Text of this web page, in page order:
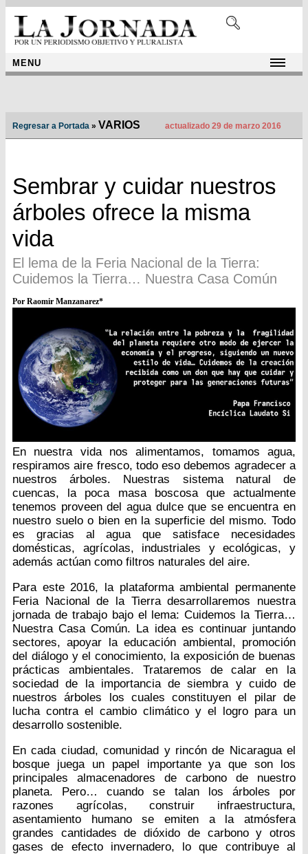
MENU
Regresar a Portada » VARIOS actualizado 29 de marzo 2016
Sembrar y cuidar nuestros
árboles ofrece la misma
vida
El lema de la Feria Nacional de la Tierra:
Cuidemos la Tierra… Nuestra Casa Común
Por Raomir Manzanarez*
En nuestra vida nos alimentamos, tomamos agua,
respiramos aire fresco, todo eso debemos agradecer a
nuestros árboles. Nuestras sistema natural de
cuencas, la poca masa boscosa que actualmente
tenemos proveen del agua dulce que se encuentra en
nuestro suelo o bien en la superficie del mismo. Todo
es gracias al agua que satisface necesidades
domésticas, agrícolas, industriales y ecológicas, y
además actúan como filtros naturales del aire.
Para este 2016, la plataforma ambiental permanente
Feria Nacional de la Tierra desarrollaremos nuestra
jornada de trabajo bajo el lema: Cuidemos la Tierra…
Nuestra Casa Común. La idea es continuar juntando
sectores, apoyar la educación ambiental, promoción
del diálogo y el conocimiento, la exposición de buenas
prácticas ambientales. Trataremos de calar en la
sociedad de la importancia de siembra y cuido de
nuestros árboles los cuales constituyen el pilar de
lucha contra el cambio climático y el logro para un
desarrollo sostenible.
En cada ciudad, comunidad y rincón de Nicaragua el
bosque juega un papel importante ya que son los
principales almacenadores de carbono de nuestro
planeta. Pero… cuando se talan los árboles por
razones agrícolas, construir infraestructura,
asentamiento humano se emiten a la atmósfera
grandes cantidades de dióxido de carbono y otros
gases de efecto invernadero, lo que contribuye al